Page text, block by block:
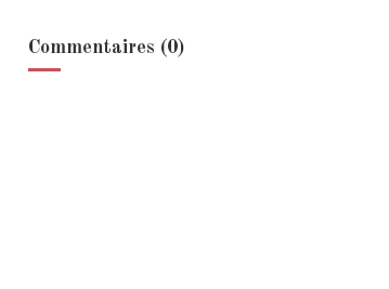
Commentaires (0)